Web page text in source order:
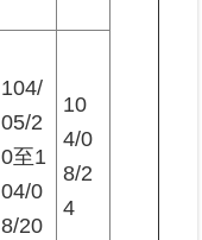
104/
05/2
0至1
04/0
8/20
10
4/0
8/2
4